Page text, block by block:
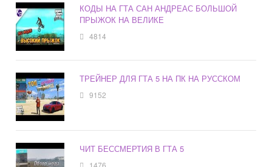
КОДЫ НА ГТА САН АНДРЕАС БОЛЬШОЙ
ПРЫЖОК НА ВЕЛИКЕ
4814
ТРЕЙНЕР ДЛЯ ГТА 5 НА ПК НА РУССКОМ
9152
ЧИТ БЕССМЕРТИЯ В ГТА 5
1476